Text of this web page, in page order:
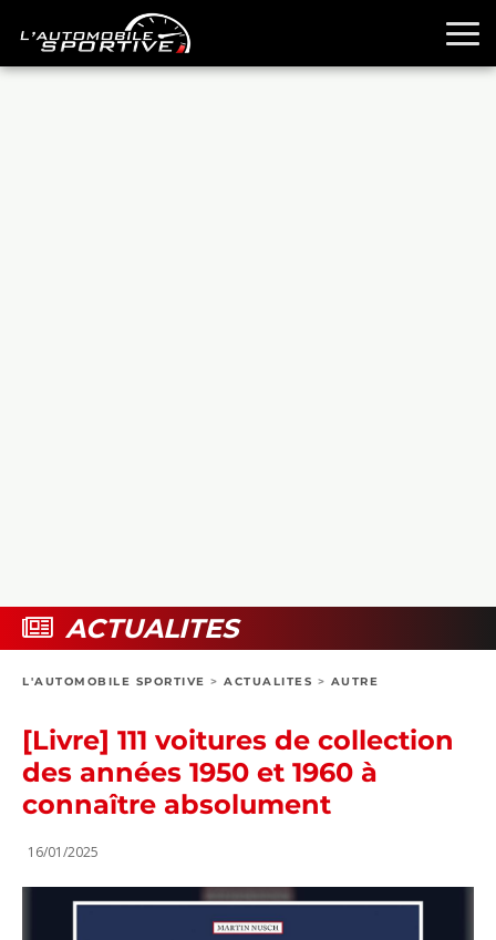
BOUTIQUE
ACTUALITES
L'AUTOMOBILE SPORTIVE > ACTUALITES > AUTRE
[Livre] 111 voitures de collection
des années 1950 et 1960 à
connaître absolument
16/01/2025